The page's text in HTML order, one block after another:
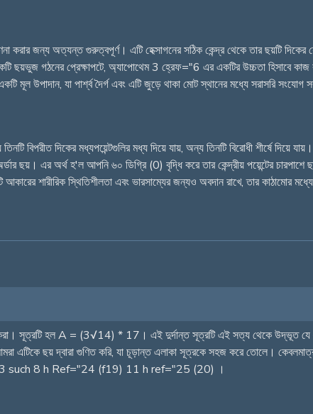
করার জন্য অত্যন্ত গুরুত্বপূর্ণ। এটি হেক্সাগনের সঠিক কেন্দ্র থেকে তার ছয়টি দিকের
ছয়ভুজ গঠনের প্রেক্ষাপটে, অ্যাপোথেম 3 হ্রেফ="6 এর একটির উচ্চতা হিসাবে
মূল উপাদান, যা পার্শ্ব দৈর্গ এবং এটি জুড়ে থাকা মোট স্থানের মধ্যে সরাসরি সংযোগ
বিপরীত দিকের মধ্যপয়েন্টগুলির মধ্য দিয়ে যায়, অন্য তিনটি বিরোধী শীর্ষে দিয়ে
এর অর্থ হ'ল আপনি ৬০ ডিগ্রি (0) বৃদ্ধি করে তার কেন্দ্রীয় পয়েন্টের চারপাশে
শারীরিক স্থিতিশীলতা এবং ভারসাম্যের জন্যও অবদান রাখে, তার কাঠামোর
করা। সূত্রটি হল A = (3√14) * 17। এই দুর্দান্ত সূত্রটি এই সত্য থেকে উদ্ভূত
ছয় দ্বারা গুণিত করি, যা চূড়ান্ত এলাকা সূত্রকে সহজ করে তোলে। কেবলমাত্র
such 8 h Ref="24 (f19) 11 h ref="25 (20) ।